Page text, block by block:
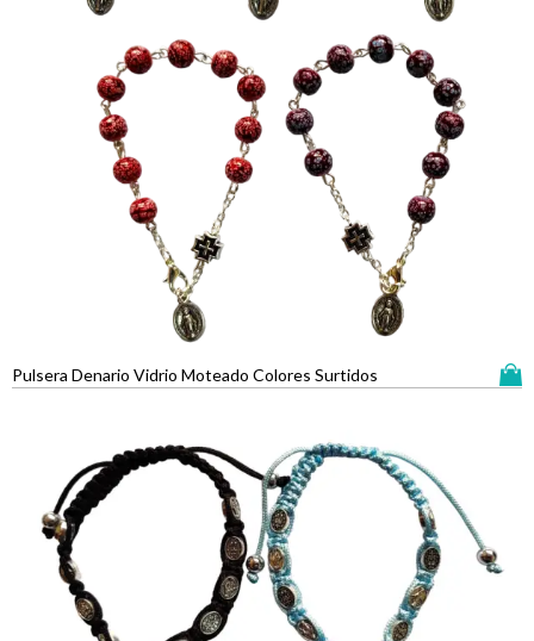
Pulsera Denario Vidrio Moteado Colores Surtidos